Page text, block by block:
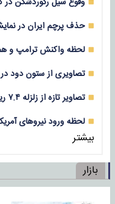
حذف پرچم ایران در
لحظه واکنش ترامپ و
تصاویری از ستون دود
تصاویر تازه از زلزله‌ ۷.۴ ریشتری در ژاپن
لحظه ورود نیروهای
بیشتر
بازار